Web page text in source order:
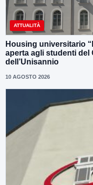
ATTUALITÀ
Housing universitario
aperta agli studenti del
dell’Unisannio
10 AGOSTO 2026